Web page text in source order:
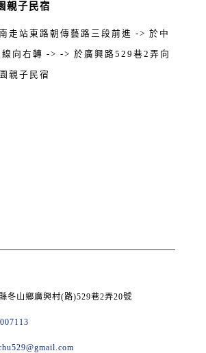
親子民宿
走站東路朝傳藝路三段前進 -> 於中
向右轉 -> -> 於廣興路529巷2弄向
親子民宿
冬山鄉廣興村(路)529巷2弄20號